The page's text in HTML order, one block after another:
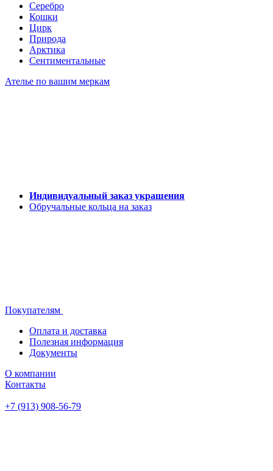
Серебро
Кошки
Цирк
Природа
Арктика
Сентиментальные
Ателье по вашим меркам
Индивидуальный заказ украшения
Обручальные кольца на заказ
Покупателям
Оплата и доставка
Полезная информация
Документы
О компании
Контакты
+7 (913) 908-56-79